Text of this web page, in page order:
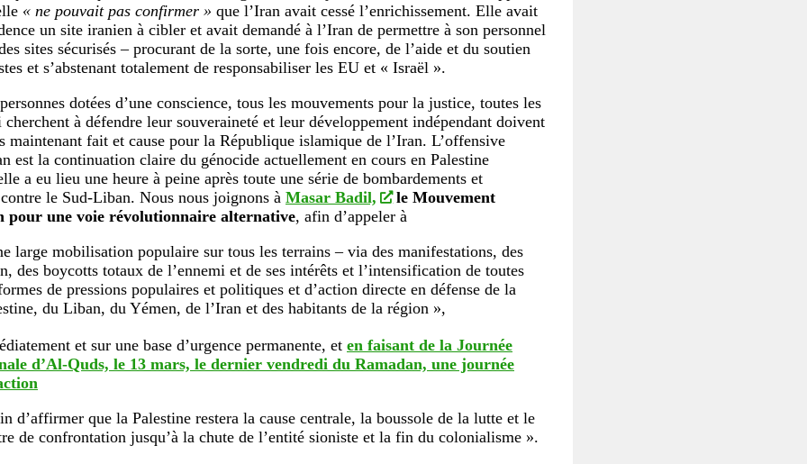
« ne pouvait pas confirmer » que l’Iran avait cessé l’enrichissement. Elle avait
un site iranien à cibler et avait demandé à l’Iran de permettre à son personnel
sites sécurisés – procurant de la sorte, une fois encore, de l’aide et du soutien
et s’abstenant totalement de responsabiliser les EU et « Israël ».
dotées d’une conscience, tous les mouvements pour la justice, toutes les
cherchent à défendre leur souveraineté et leur développement indépendant doivent
maintenant fait et cause pour la République islamique de l’Iran. L’offensive
est la continuation claire du génocide actuellement en cours en Palestine
a eu lieu une heure à peine après toute une série de bombardements et
contre le Sud-Liban. Nous nous joignons à Masar Badil,
le Mouvement
pour une voie révolutionnaire alternative, afin d’appeler à
large mobilisation populaire sur tous les terrains – via des manifestations, des
des boycotts totaux de l’ennemi et de ses intérêts et l’intensification de toutes
de pressions populaires et politiques et d’action directe en défense de la
du Liban, du Yémen, de l’Iran et des habitants de la région »,
et sur une base d’urgence permanente, et en faisant de la Journée
d’Al-Quds, le 13 mars, le dernier vendredi du Ramadan, une journée
d’affirmer que la Palestine restera la cause centrale, la boussole de la lutte et le
de confrontation jusqu’à la chute de l’entité sioniste et la fin du colonialisme ».